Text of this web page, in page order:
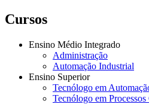
Cursos
Ensino Médio Integrado
Administração
Automação Industrial
Ensino Superior
Tecnólogo em
Tecnólogo em Processos